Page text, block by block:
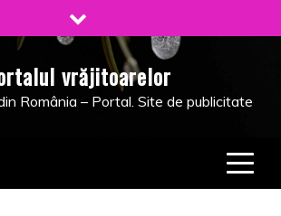
vrăjitoarelor
România – Portal. Site de publicitate